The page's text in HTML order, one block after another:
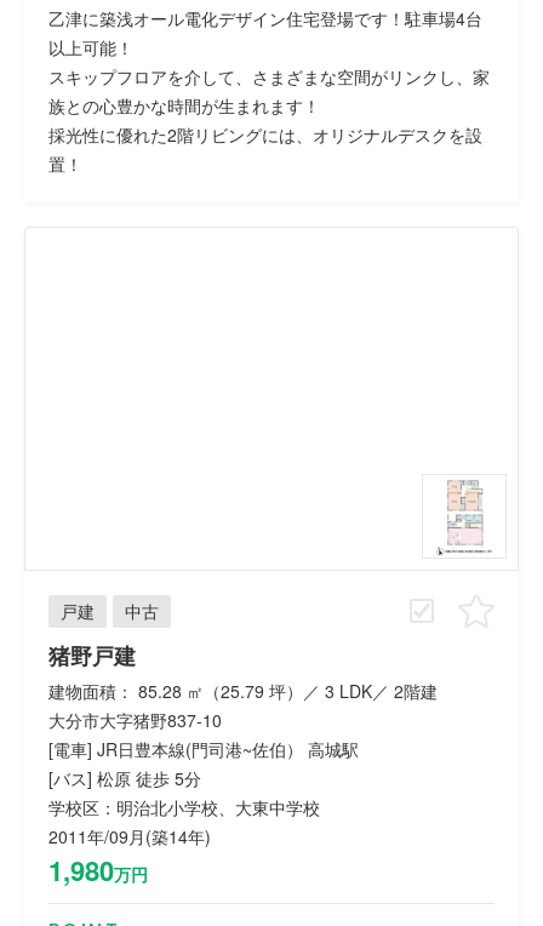
乙津に築浅オール電化デザイン住宅登場です！駐車場4台
以上可能！
スキップフロアを介して、さまざまな空間がリンクし、家
族との心豊かな時間が生まれます！
採光性に優れた2階リビングには、オリジナルデスクを設
置！
戸建 中古
猪野戸建
建物面積： 85.28 ㎡（25.79 坪）／ 3 LDK／ 2階建
大分市大字猪野837-10
[電車] JR日豊本線(門司港~佐伯） 高城駅
[バス] 松原 徒歩 5分
学校区：明治北小学校、大東中学校
2011年/09月(築14年)
1,980万円